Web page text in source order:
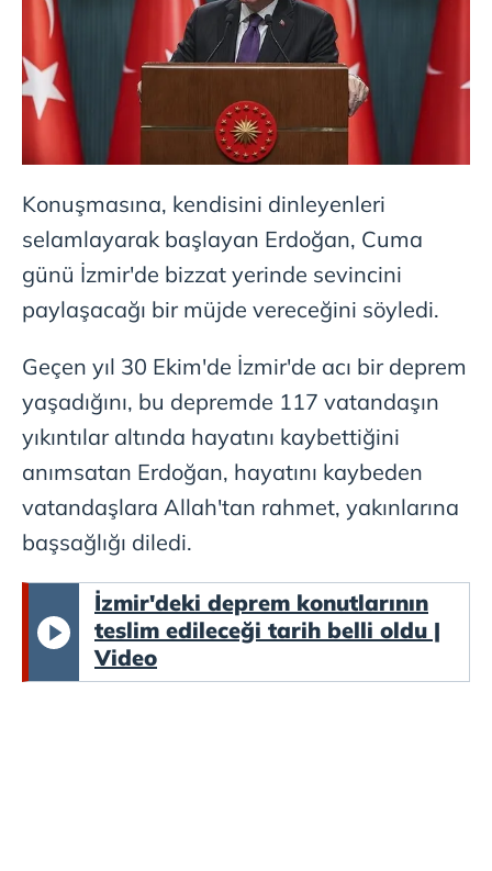
Konuşmasına, kendisini dinleyenleri
selamlayarak başlayan Erdoğan, Cuma
günü İzmir'de bizzat yerinde sevincini
paylaşacağı bir müjde vereceğini söyledi.
Geçen yıl 30 Ekim'de İzmir'de acı bir deprem
yaşadığını, bu depremde 117 vatandaşın
yıkıntılar altında hayatını kaybettiğini
anımsatan Erdoğan, hayatını kaybeden
vatandaşlara Allah'tan rahmet, yakınlarına
başsağlığı diledi.
İzmir'deki deprem konutlarının
teslim edileceği tarih belli oldu |
Video